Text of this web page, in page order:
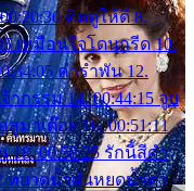
คิดดูให้ดี 8.
เหมือนใจโดนกรีด 10.
คำรำพัน 12.
ากรรม 14. 00:44:15 จูบ
มาเต๊อะ 16. 00:51:11
18. 00:58:25 รักนี้สีดำ
หยาดน้ำฝนหยดน้ำตา